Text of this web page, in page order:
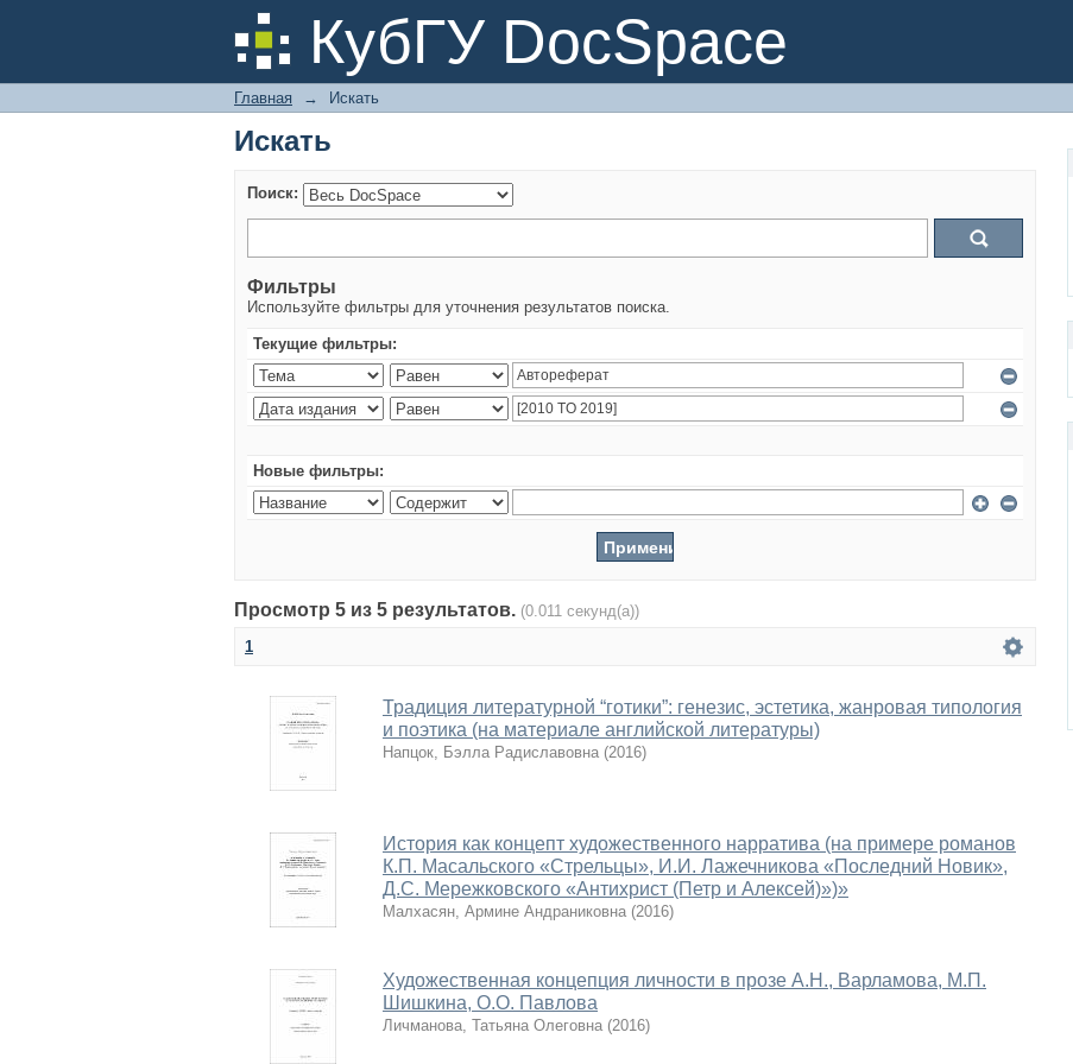
КубГУ DocSpace
Искать
Главная → Искать
Искать
Поиск:
Фильтры
Используйте фильтры для уточнения результатов поиска.
Текущие фильтры:
Новые фильтры:
Просмотр 5 из 5 результатов. (0.011 секунд(а))
1
Традиция литературной “готики”: генезис, эстетика, жанровая типология
и поэтика (на материале английской литературы)
Напцок, Бэлла Радиславовна (2016)
История как концепт художественного нарратива (на примере романов
К.П. Масальского «Стрельцы», И.И. Лажечникова «Последний Новик»,
Д.С. Мережковского «Антихрист (Петр и Алексей)»)»
Малхасян, Армине Андраниковна (2016)
Художественная концепция личности в прозе А.Н., Варламова, М.П.
Шишкина, О.О. Павлова
Личманова, Татьяна Олеговна (2016)